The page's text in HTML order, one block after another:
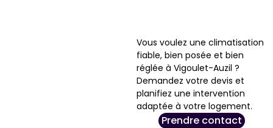
Vous voulez une climatisation
fiable, bien posée et bien
réglée à Vigoulet-Auzil ?
Demandez votre devis et
planifiez une intervention
adaptée à votre logement.
Prendre contact